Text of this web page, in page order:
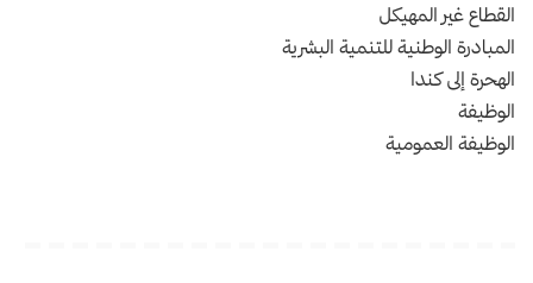
القطاع غير المهيكل
المبادرة الوطنية للتنمية البشرية
الهحرة إلى كندا
الوظيفة
الوظيفة العمومية